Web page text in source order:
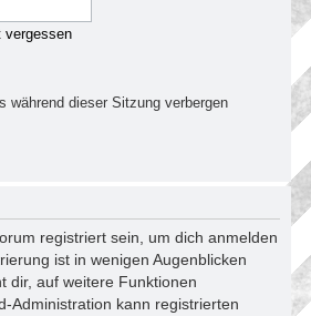
vergessen
während dieser Sitzung verbergen
registriert sein, um dich anmelden
ist in wenigen Augenblicken
dir, auf weitere Funktionen
Administration kann registrierten